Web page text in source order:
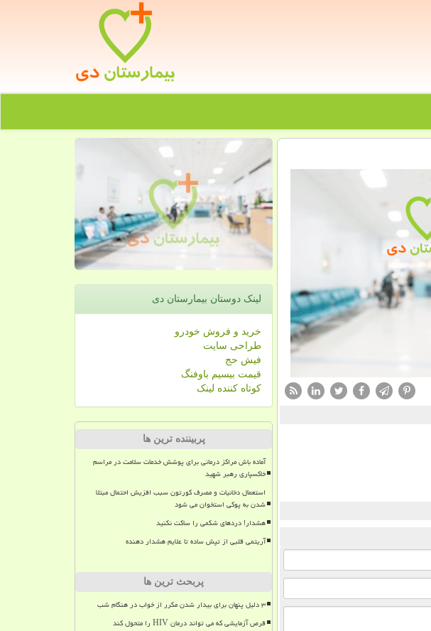
لینک دوستان بیمارستان دی
خرید و فروش خودرو
طراحی سایت
فیش حج
قیمت بیسیم باوفنگ
کوتاه کننده لینک
پربیننده ترین ها
آماده باش مراکز درمانی برای پوشش خدمات سلامت در مراسم
خاکسپاری رهبر شهید
استعمال دخانیات و مصرف کورتون سبب افزیش احتمال مبتلا
شدن به پوکی استخوان می شود
هشدار! دردهای شکمی را ساکت نکنید
آریتمی قلبی از تپش ساده تا علایم هشدار دهنده
پربحث ترین ها
۳ دلیل پنهان برای بیدار شدن مکرر از خواب در هنگام شب
قرص آزمایشی که می تواند درمان HIV را متحول کند